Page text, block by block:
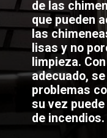
de las
que pueden
las
lisas y no
limpieza.
adecuado,
problemas
su vez
de incendios.